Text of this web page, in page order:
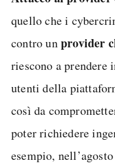
quello che i
contro unprovider
riescono a
utenti della
così da
poter richiedere
esempio,